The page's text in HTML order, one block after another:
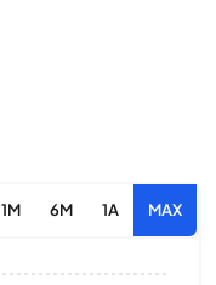
1M 6M 1A MAX